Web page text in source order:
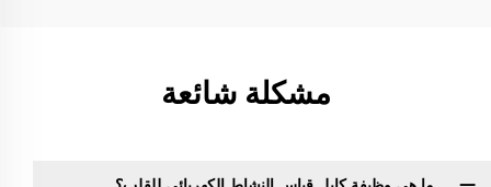
مشكلة شائعة